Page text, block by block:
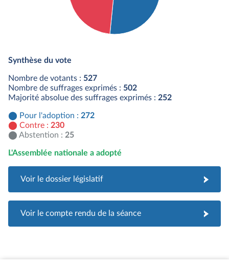
Synthèse du vote
Nombre de votants : 527
Nombre de suffrages exprimés : 502
Majorité absolue des suffrages exprimés : 252
Pour l'adoption : 272
Contre : 230
Abstention : 25
L'Assemblée nationale a adopté
Voir le dossier législatif
Voir le compte rendu de la séance